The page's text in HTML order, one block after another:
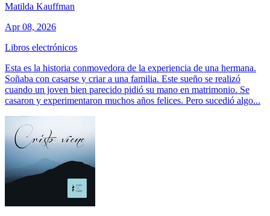
Matilda Kauffman
Apr 08, 2026
Libros electrónicos
Esta es la historia conmovedora de la experiencia de una hermana.
Soñaba con casarse y criar a una familia. Este sueño se realizó
cuando un joven bien parecido pidió su mano en matrimonio. Se
casaron y experimentaron muchos años felices. Pero sucedió algo...